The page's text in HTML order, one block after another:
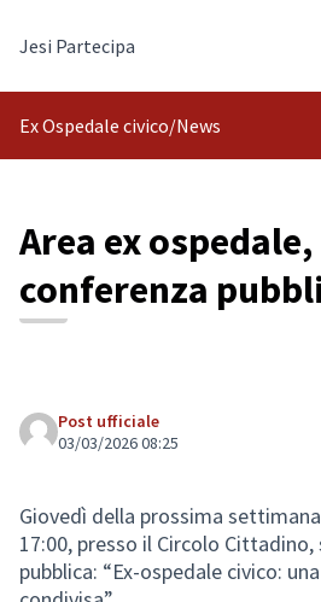
Jesi Partecipa
Ex Ospedale civico/News
Area ex
conferenza
Post ufficiale
03/03/2026 08:25
Giovedì della prossima
17:00, presso il Circolo
pubblica: “Ex-ospedale civico: